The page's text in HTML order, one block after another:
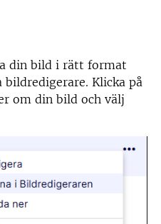
din bild i rätt format
Klicka på
om din bild och välj